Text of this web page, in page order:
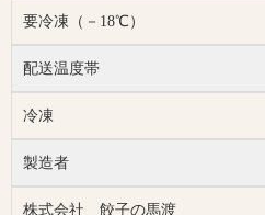
要冷凍（－18℃）
配送温度帯
冷凍
製造者
株式会社 餃子の馬渡